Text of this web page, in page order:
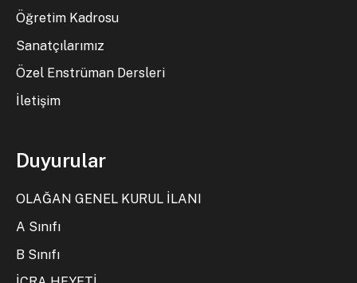
Öğretim Kadrosu
Sanatçılarımız
Özel Enstrüman Dersleri
İletişim
Duyurular
OLAĞAN GENEL KURUL İLANI
A Sınıfı
B Sınıfı